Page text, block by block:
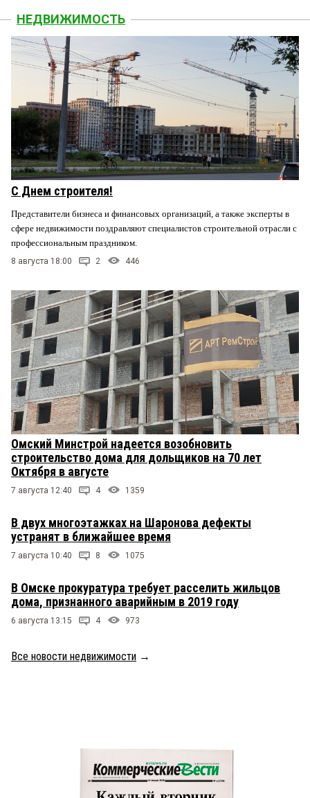
НЕДВИЖИМОСТЬ
С Днем строителя!
Представители бизнеса и финансовых организаций, а также эксперты в
сфере недвижимости поздравляют специалистов строительной отрасли с
профессиональным праздником.
8 августа 18:00 2 446
Омский Минстрой надеется возобновить
строительство дома для дольщиков на 70 лет
Октября в августе
7 августа 12:40 4 1359
В двух многоэтажках на Шаронова дефекты
устранят в ближайшее время
7 августа 10:40 8 1075
В Омске прокуратура требует расселить жильцов
дома, признанного аварийным в 2019 году
6 августа 13:15 4 973
Все новости недвижимости →